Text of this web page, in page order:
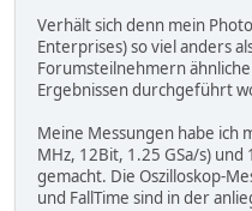
Verhält sich denn mein
Enterprises) so viel anders
Forumsteilnehmern
Ergebnissen durchgeführt
Meine Messungen habe ich
MHz, 12Bit, 1.25 GSa/s) und
gemacht. Die Oszilloskop-
und FallTime sind in der